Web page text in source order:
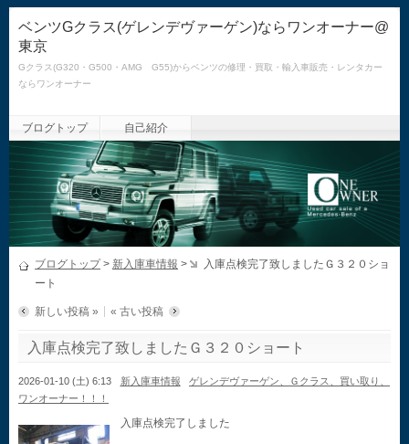
ベンツGクラス(ゲレンデヴァーゲン)ならワンオーナー@
東京
Gクラス(G320・G500・AMG G55)からベンツの修理・買取・輸入車販売・レンタカー
ならワンオーナー
ブログトップ 自己紹介
ブログトップ> 新入庫車情報 >
入庫点検完了致しましたＧ３２０ショ
ート
新しい投稿 » « 古い投稿
入庫点検完了致しましたＧ３２０ショート
2026-01-10 (土) 6:13 新入庫車情報
ゲレンデヴァーゲン、Ｇクラス、買い取り、
ワンオーナー！！！
入庫点検完了しました